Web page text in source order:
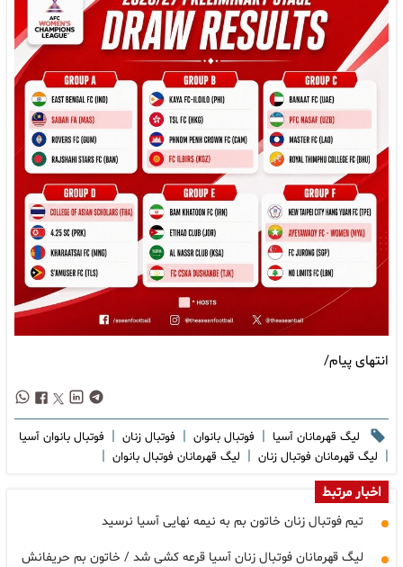
انتهای پیام/
لیگ قهرمانان آسیا | فوتبال بانوان | فوتبال زنان | فوتبال بانوان آسیا
| لیگ قهرمانان فوتبال زنان | لیگ قهرمانان فوتبال بانوان |
اخبار مرتبط
تیم فوتبال زنان خاتون بم به نیمه نهایی آسیا نرسید
لیگ قهرمانان فوتبال زنان آسیا قرعه کشی شد / خاتون بم حریفانش